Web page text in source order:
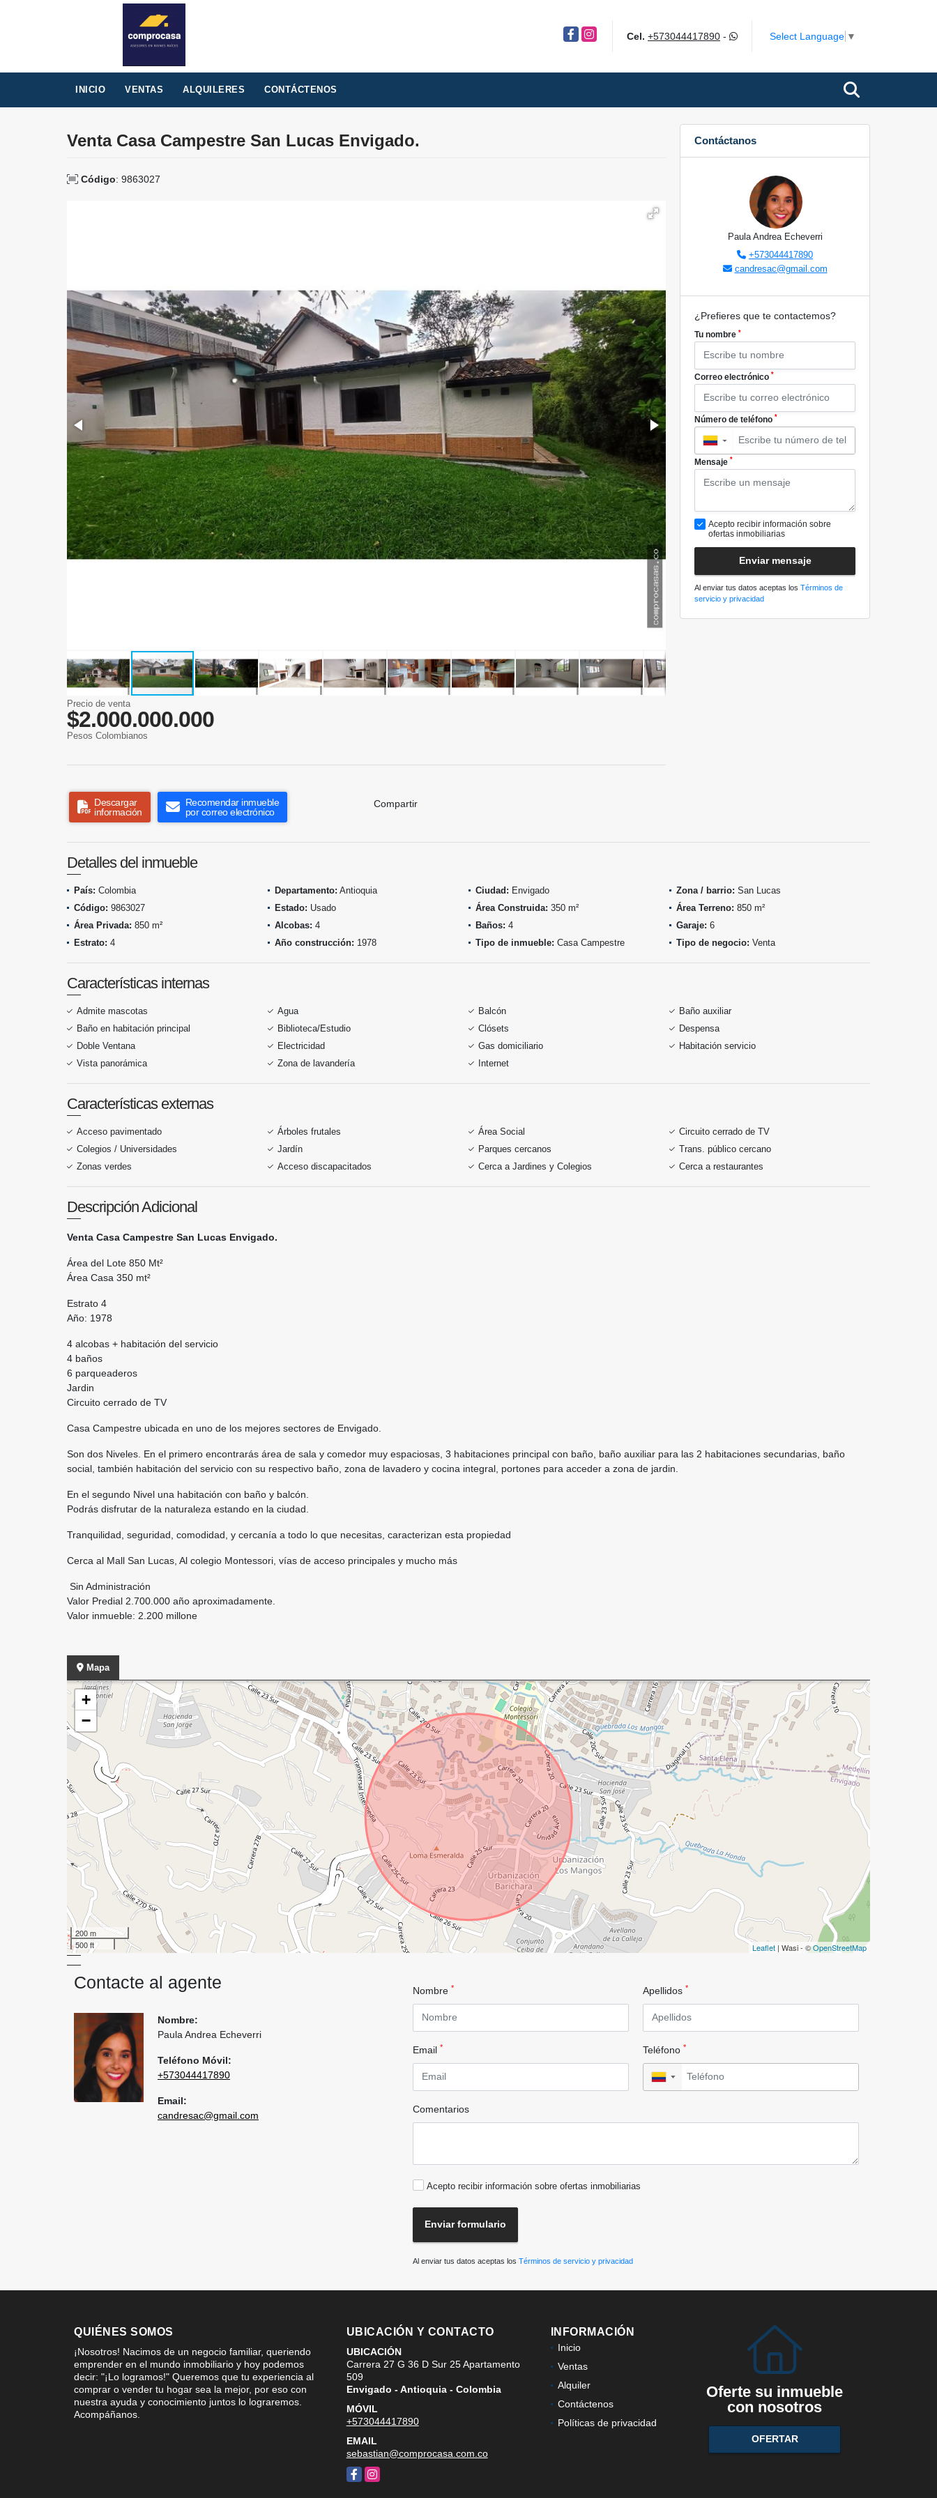
FacebookInstagram Cel. +573044417890- Select Language ▼
INICIO VENTAS ALQUILERES CONTÁCTENOS
Venta Casa Campestre San Lucas Envigado.
Código: 9863027
Precio de venta
$2.000.000.000
Pesos Colombianos
Descargar
información
Recomendar inmueble
por correo electrónico
Compartir
Contáctanos
Paula Andrea Echeverri
+573044417890
candresac@gmail.com
¿Prefieres que te contactemos?
Tu nombre *
Correo electrónico *
Número de teléfono *
▼
Mensaje *
Acepto recibir información sobre
ofertas inmobiliarias
Enviar mensaje
Al enviar tus datos aceptas los Términos de
servicio y privacidad
Detalles del inmueble
País: Colombia Departamento: Antioquia Ciudad: Envigado Zona / barrio: San Lucas
Código: 9863027 Estado: Usado Área Construida: 350 m² Área Terreno: 850 m²
Área Privada: 850 m² Alcobas: 4 Baños: 4 Garaje: 6
Estrato: 4 Año construcción: 1978 Tipo de inmueble: Casa Campestre Tipo de negocio: Venta
Características internas
Admite mascotas Agua Balcón
Baño auxiliar
Baño en habitación principal
Biblioteca/Estudio Clósets
Despensa
Doble Ventana
Electricidad Gas domiciliario
Habitación servicio
Vista panorámica
Zona de lavandería Internet
Características externas
Acceso pavimentado Árboles frutales Área Social
Circuito cerrado de TV
Colegios / Universidades
Jardín Parques cercanos
Trans. público cercano
Zonas verdes
Acceso discapacitados Cerca a Jardines y Colegios Cerca a restaurantes
Descripción Adicional
Venta Casa Campestre San Lucas Envigado.
Área del Lote 850 Mt²
Área Casa 350 mt²
Estrato 4
Año: 1978
4 alcobas + habitación del servicio
4 baños
6 parqueaderos
Jardin
Circuito cerrado de TV
Casa Campestre ubicada en uno de los mejores sectores de Envigado.
Son dos Niveles. En el primero encontrarás área de sala y comedor muy espaciosas, 3 habitaciones principal con baño, baño auxiliar para las 2 habitaciones secundarias, baño
social, también habitación del servicio con su respectivo baño, zona de lavadero y cocina integral, portones para acceder a zona de jardin.
En el segundo Nivel una habitación con baño y balcón.
Podrás disfrutar de la naturaleza estando en la ciudad.
Tranquilidad, seguridad, comodidad, y cercanía a todo lo que necesitas, caracterizan esta propiedad
Cerca al Mall San Lucas, Al colegio Montessori, vías de acceso principales y mucho más
Sin Administración
Valor Predial 2.700.000 año aproximadamente.
Valor inmueble: 2.200 millone
Mapa
+
−
200 m
500 ft
Leaflet | Wasi - ©OpenStreetMap
Contacte al agente
Nombre:
Paula Andrea Echeverri
Teléfono Móvil:
+573044417890
Email:
candresac@gmail.com
Nombre * Apellidos *
Email * Teléfono *
▼
Comentarios
Acepto recibir información sobre ofertas inmobiliarias
Enviar formulario
Al enviar tus datos aceptas los Términos de servicio y privacidad
QUIÉNES SOMOS
¡Nosotros! Nacimos de un negocio familiar, queriendo
emprender en el mundo inmobiliario y hoy podemos
decir: "¡Lo logramos!" Queremos que tu experiencia al
comprar o vender tu hogar sea la mejor, por eso con
nuestra ayuda y conocimiento juntos lo lograremos.
Acompáñanos.
UBICACIÓN Y CONTACTO
UBICACIÓN
Carrera 27 G 36 D Sur 25 Apartamento
509
Envigado - Antioquia - Colombia
MÓVIL
+573044417890
EMAIL
sebastian@comprocasa.com.co
FacebookInstagram
INFORMACIÓN
Inicio
Ventas
Alquiler
Contáctenos
Políticas de privacidad
Oferte su inmueble
con nosotros
OFERTAR